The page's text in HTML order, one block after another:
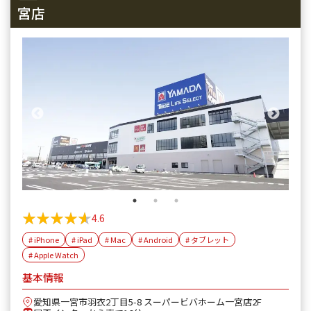
宮店
★★★★★
★★★★★4.6
# iPhone # iPad # Mac # Android
# タブレット
# Apple Watch
基本情報
愛知県一宮市羽衣2丁目5-8 スーパービバホーム一宮店2F